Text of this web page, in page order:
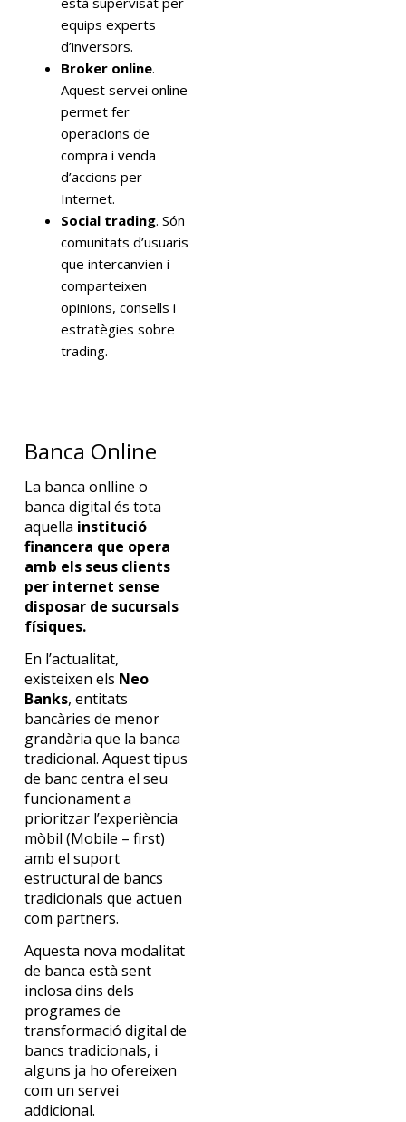
equips experts
d’inversors.
Broker online.
Aquest servei online
permet fer
operacions de
compra i venda
d’accions per
Internet.
Social trading. Són
comunitats d’usuaris
que intercanvien i
comparteixen
opinions, consells i
estratègies sobre
trading.
Banca Online
La banca onlline o
banca digital és tota
aquella institució
financera que opera
amb els seus clients
per internet sense
disposar de sucursals
físiques.
En l’actualitat,
existeixen els Neo
Banks, entitats
bancàries de menor
grandària que la banca
tradicional. Aquest tipus
de banc centra el seu
funcionament a
prioritzar l’experiència
mòbil (Mobile – first)
amb el suport
estructural de bancs
tradicionals que actuen
com partners.
Aquesta nova modalitat
de banca està sent
inclosa dins dels
programes de
transformació digital de
bancs tradicionals, i
alguns ja ho ofereixen
com un servei
addicional.